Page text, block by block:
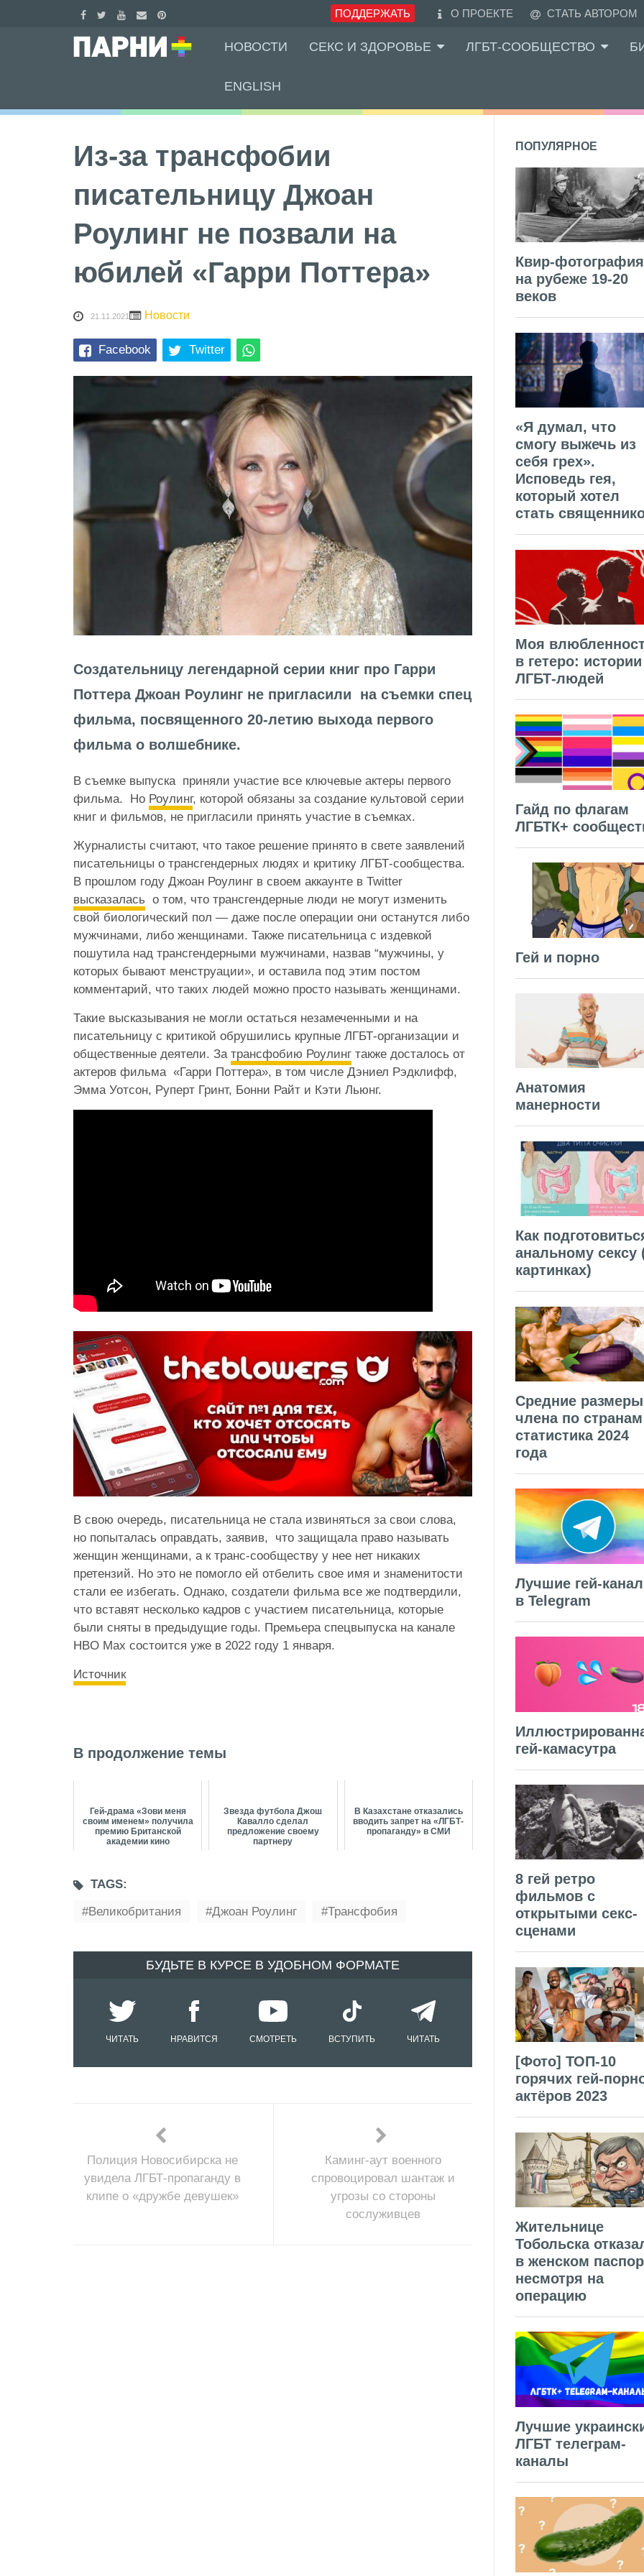
ПОДДЕРЖАТЬ О ПРОЕКТЕ СТАТЬ АВТОРОМ
НОВОСТИ СЕКС И ЗДОРОВЬЕ ЛГБТ-СООБЩЕСТВО
ENGLISH
Из-за трансфобии
писательницу Джоан
Роулинг не позвали на
юбилей «Гарри Поттера»
21.11.2021 Новости
Facebook Twitter
Создательницу легендарной серии книг про Гарри
Поттера Джоан Роулинг не пригласили на съемки спец
фильма, посвященного 20-летию выхода первого
фильма о волшебнике.
В съемке выпуска приняли участие все ключевые актеры первого
фильма. Но Роулинг, которой обязаны за создание культовой серии
книг и фильмов, не пригласили принять участие в съемках.
Журналисты считают, что такое решение принято в свете заявлений
писательницы о трансгендерных людях и критику ЛГБТ-сообщества.
В прошлом году Джоан Роулинг в своем аккаунте в Twitter
высказалась о том, что трансгендерные люди не могут изменить
свой биологический пол — даже после операции они останутся либо
мужчинами, либо женщинами. Также писательница с издевкой
пошутила над трансгендерными мужчинами, назвав “мужчины, у
которых бывают менструации», и оставила под этим постом
комментарий, что таких людей можно просто называть женщинами.
Такие высказывания не могли остаться незамеченными и на
писательницу с критикой обрушились крупные ЛГБТ-организации и
общественные деятели. За трансфобию Роулинг также досталось от
актеров фильма «Гарри Поттера», в том числе Дэниел Рэдклифф,
Эмма Уотсон, Руперт Гринт, Бонни Райт и Кэти Льюнг.
В свою очередь, писательница не стала извиняться за свои слова,
но попыталась оправдать, заявив, что защищала право называть
женщин женщинами, а к транс-сообществу у нее нет никаких
претензий. Но это не помогло ей отбелить свое имя и знаменитости
стали ее избегать. Однако, создатели фильма все же подтвердили,
что вставят несколько кадров с участием писательница, которые
были сняты в предыдущие годы. Премьера спецвыпуска на канале
HBO Max состоится уже в 2022 году 1 января.
Источник
В продолжение темы
Гей-драма «Зови меня
своим именем» получила
премию Британской
академии кино
Звезда футбола Джош
Кавалло сделал
предложение своему
партнеру
В Казахстане отказались
вводить запрет на «ЛГБТ-
пропаганду» в СМИ
TAGS:
Великобритания
Джоан Роулинг Трансфобия
БУДЬТЕ В КУРСЕ В УДОБНОМ ФОРМАТЕ
ЧИТАТЬ НРАВИТСЯ СМОТРЕТЬ ВСТУПИТЬ ЧИТАТЬ
Полиция Новосибирска не
увидела ЛГБТ-пропаганду в
клипе о «дружбе девушек»
Каминг-аут военного
спровоцировал шантаж и
угрозы со стороны
сослуживцев
ПОПУЛЯРНОЕ
Квир-фотография
на рубеже 19-20
веков
«Я думал, что
смогу выжечь из
себя грех».
Исповедь гея,
который хотел
стать
Моя
в гетеро: истории
ЛГБТ-людей
Гайд по флагам
ЛГБТК+
Гей и порно
Анатомия
манерности
Как
анальному сексу
картинках)
Средние размеры
члена по
статистика 2024
года
Лучшие гей-
в Telegram
гей-камасутра
8 гей ретро
фильмов с
открытыми секс-
сценами
[Фото] ТОП-10
горячих гей-
актёров 2023
Жительнице
Тобольска
в женском
несмотря на
операцию
Лучшие
ЛГБТ телеграм-
каналы